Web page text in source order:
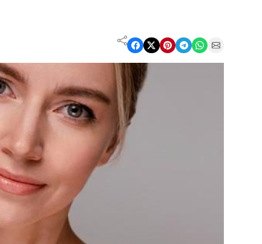
Share on Facebook Share on X Share on Pinterest Share on Telegram Share on WhatsApp Share on Email